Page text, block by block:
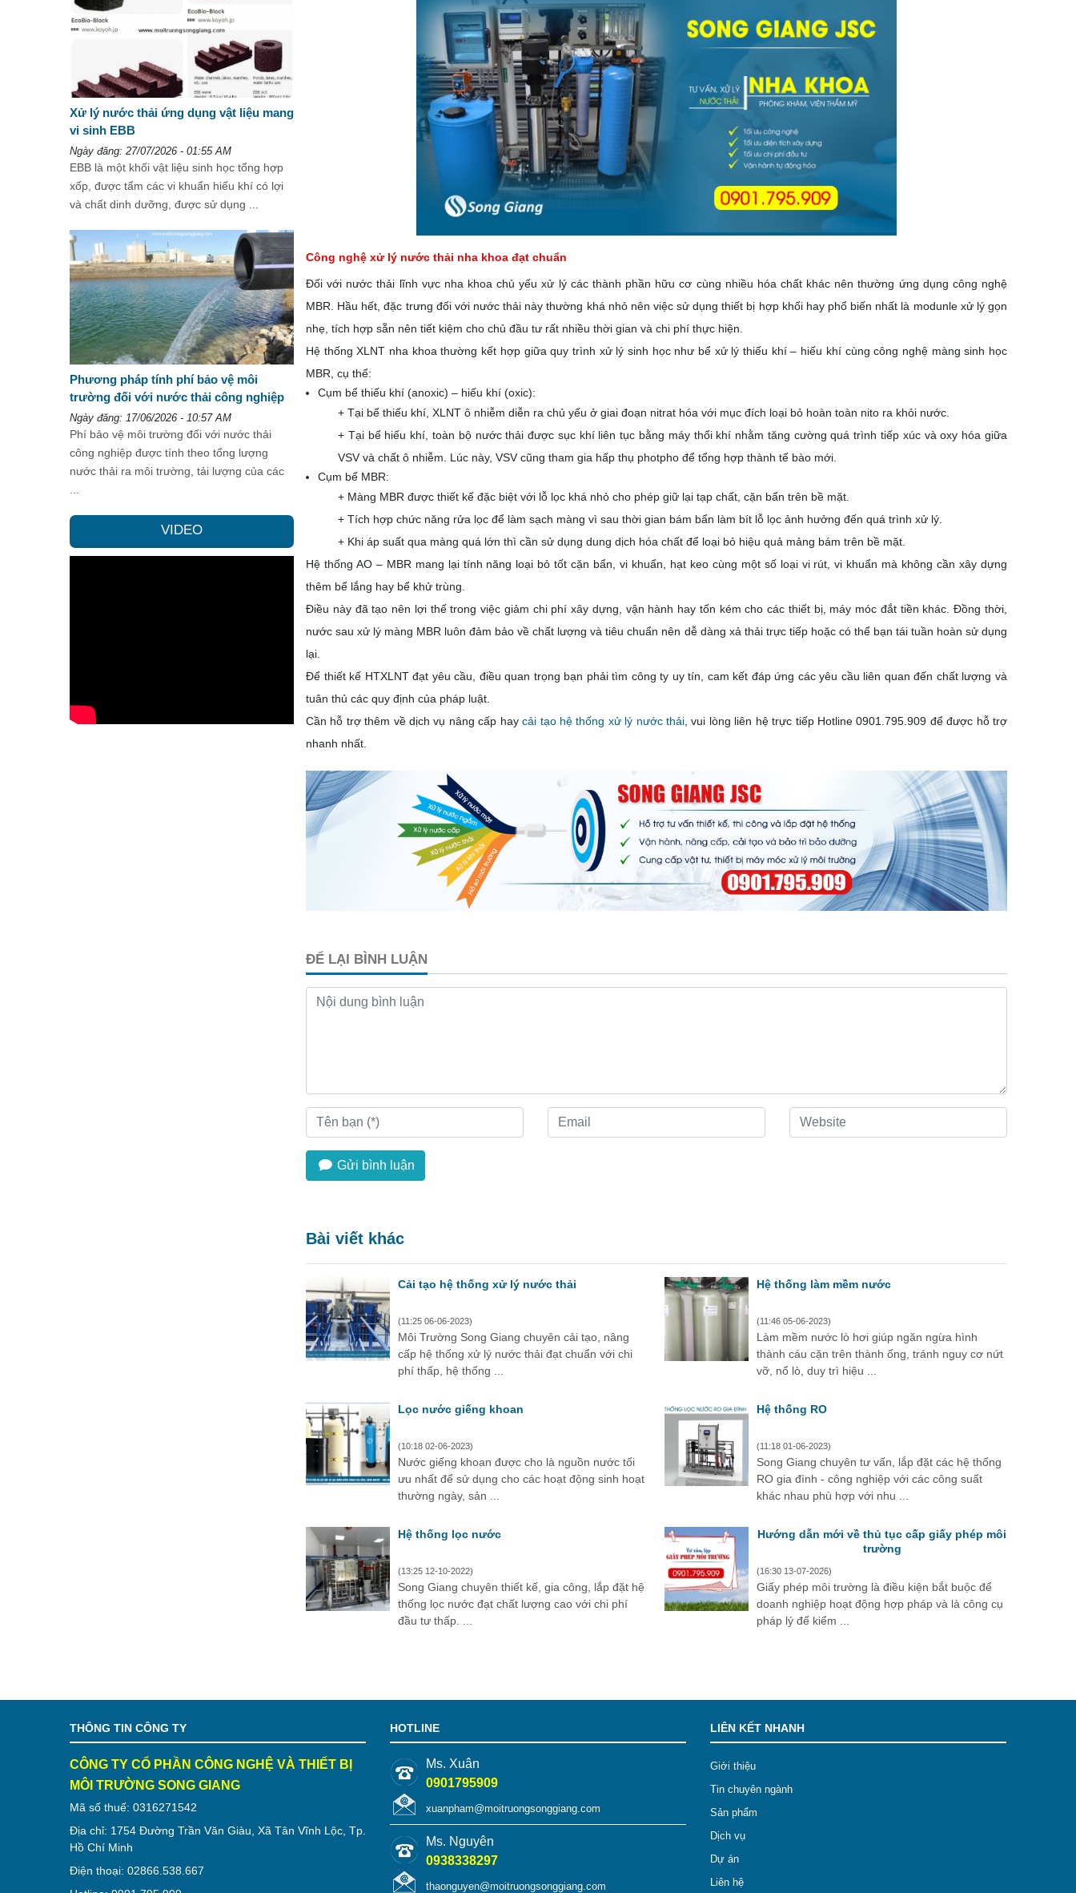
Công nghệ xử lý nước thải nha khoa đạt chuẩn
Đối với nước thải lĩnh vực nha khoa chủ yếu xử lý các thành phần hữu cơ cùng nhiều hóa chất khác nên thường ứng dụng công nghệ
MBR. Hầu hết, đặc trưng đối với nước thải này thường khá nhỏ nên việc sử dụng thiết bị hợp khối hay phổ biến nhất là modunle xử lý gọn
nhẹ, tích hợp sẵn nên tiết kiệm cho chủ đầu tư rất nhiều thời gian và chi phí thực hiện.
Hệ thống XLNT nha khoa thường kết hợp giữa quy trình xử lý sinh học như bể xử lý thiếu khí – hiếu khí cùng công nghệ màng sinh học
MBR, cụ thể:
Cụm bể thiếu khí (anoxic) – hiếu khí (oxic):
+ Tại bể thiếu khí, XLNT ô nhiễm diễn ra chủ yếu ở giai đoạn nitrat hóa với mục đích loại bỏ hoàn toàn nito ra khỏi nước.
+ Tại bể hiếu khí, toàn bộ nước thải được sục khí liên tục bằng máy thổi khí nhằm tăng cường quá trình tiếp xúc và oxy hóa giữa
VSV và chất ô nhiễm. Lúc này, VSV cũng tham gia hấp thụ photpho để tổng hợp thành tế bào mới.
Cụm bể MBR:
+ Màng MBR được thiết kế đặc biệt với lỗ lọc khá nhỏ cho phép giữ lại tạp chất, cặn bẩn trên bề mặt.
+ Tích hợp chức năng rửa lọc để làm sạch màng vì sau thời gian bám bẩn làm bít lỗ lọc ảnh hưởng đến quá trình xử lý.
+ Khi áp suất qua màng quá lớn thì cần sử dụng dung dịch hóa chất để loại bỏ hiệu quả mảng bám trên bề mặt.
Hệ thống AO – MBR mang lại tính năng loại bỏ tốt cặn bẩn, vi khuẩn, hạt keo cùng một số loại vi rút, vi khuẩn mà không cần xây dựng
thêm bể lắng hay bể khử trùng.
Điều này đã tạo nên lợi thế trong việc giảm chi phí xây dựng, vận hành hay tốn kém cho các thiết bị, máy móc đắt tiền khác. Đồng thời,
nước sau xử lý màng MBR luôn đảm bảo về chất lượng và tiêu chuẩn nên dễ dàng xả thải trực tiếp hoặc có thể bạn tái tuần hoàn sử dụng
lại.
Để thiết kế HTXLNT đạt yêu cầu, điều quan trọng bạn phải tìm công ty uy tín, cam kết đáp ứng các yêu cầu liên quan đến chất lượng và
tuân thủ các quy định của pháp luật.
Cần hỗ trợ thêm về dịch vụ nâng cấp haycải tạo hệ thống xử lý nước thải , vui lòng liên hệ trực tiếp Hotline0901.795.909 để được hỗ trợ
nhanh nhất.
ĐỂ LẠI BÌNH LUẬN
Gửi bình luận
Bài viết khác
Cải tạo hệ thống xử lý nước thải
(11:25 06-06-2023)
Môi Trường Song Giang chuyên cải tạo, nâng
cấp hệ thống xử lý nước thải đạt chuẩn với chi
phí thấp, hệ thống ...
Hệ thống làm mềm nước
(11:46 05-06-2023)
Làm mềm nước lò hơi giúp ngăn ngừa hình
thành cáu cặn trên thành ống, tránh nguy cơ nứt
vỡ, nổ lò, duy trì hiệu ...
Lọc nước giếng khoan
(10:18 02-06-2023)
Nước giếng khoan được cho là nguồn nước tối
ưu nhất để sử dụng cho các hoạt động sinh hoạt
thường ngày, sản ...
Hệ thống RO
(11:18 01-06-2023)
Song Giang chuyên tư vấn, lắp đặt các hệ thống
RO gia đình - công nghiệp với các công suất
khác nhau phù hợp với nhu ...
Hệ thống lọc nước
(13:25 12-10-2022)
Song Giang chuyên thiết kế, gia công, lắp đặt hệ
thống lọc nước đạt chất lượng cao với chi phí
đầu tư thấp. ...
Hướng dẫn mới về thủ tục cấp giấy phép môi
trường
(16:30 13-07-2026)
Giấy phép môi trường là điều kiện bắt buộc để
doanh nghiệp hoạt động hợp pháp và là công cụ
pháp lý để kiểm ...
Xử lý nước thải ứng dụng vật liệu mang
vi sinh EBB
Ngày đăng: 27/07/2026 - 01:55 AM
EBB là một khối vật liệu sinh học tổng hợp
xốp, được tẩm các vi khuẩn hiếu khí có lợi
và chất dinh dưỡng, được sử dụng ...
Phương pháp tính phí bảo vệ môi
trường đối với nước thải công nghiệp
Ngày đăng: 17/06/2026 - 10:57 AM
Phí bảo vệ môi trường đối với nước thải
công nghiệp được tính theo tổng lượng
nước thải ra môi trường, tải lượng của các
VIDEO
THÔNG TIN CÔNG TY
CÔNG TY CỔ PHẦN CÔNG NGHỆ VÀ THIẾT BỊ
MÔI TRƯỜNG SONG GIANG
Mã số thuế: 0316271542
Địa chỉ: 1754 Đường Trần Văn Giàu, Xã Tân Vĩnh Lộc, Tp.
Hồ Chí Minh
Điện thoại: 02866.538.667
HOTLINE
Ms. Xuân
0901795909
xuanpham@moitruongsonggiang.com
Ms. Nguyên
0938338297
thaonguyen@moitruongsonggiang.com
LIÊN KẾT NHANH
Giới thiệu
Tin chuyên ngành
Sản phẩm
Dịch vụ
Dự án
Liên hệ